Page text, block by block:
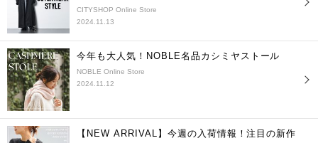
CITYSHOP Online Store
2024.11.13
今年も大人気！NOBLE名品カシミヤストール
NOBLE Online Store
2024.11.12
【NEW ARRIVAL】今週の入荷情報！注目の新作